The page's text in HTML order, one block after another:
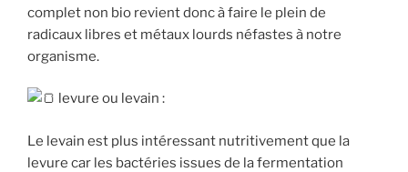
complet non bio revient donc à faire le plein de
radicaux libres et métaux lourds néfastes à notre
organisme.
levure ou levain :
Le levain est plus intéressant nutritivement que la
levure car les bactéries issues de la fermentation